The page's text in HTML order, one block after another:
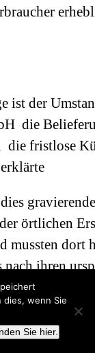
ist der
die
fristlose
örtlichen
mussten dort
nach ihren
der
dies, wenn Sie
Sie hier.